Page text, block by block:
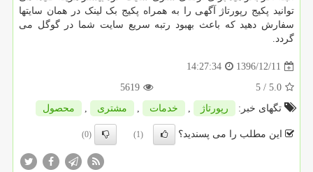
توانید پکیج رپورتاژ آگهی را به همراه پکیج بک لینک در همان سایتها
سفارش دهید که باعث بهبود رتبه سریع سایت شما در گوگل می
گردد.
1396/12/11
14:27:34
5.0
/ 5
5619
تگهای خبر:
رپورتاژ , خدمات , مشتری , محصول
این مطلب را می پسندید؟ (1)
(0)